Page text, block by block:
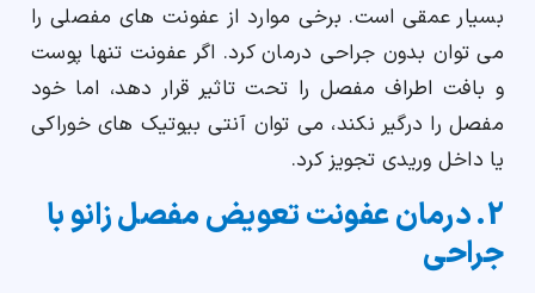
بسیار عمقی است. برخی موارد از عفونت های مفصلی را
می توان بدون جراحی درمان کرد. اگر عفونت تنها پوست
و بافت اطراف مفصل را تحت تاثیر قرار دهد، اما خود
مفصل را درگیر نکند، می توان آنتی بیوتیک های خوراکی
یا داخل وریدی تجویز کرد.
2. درمان عفونت تعویض مفصل زانو با
جراحی